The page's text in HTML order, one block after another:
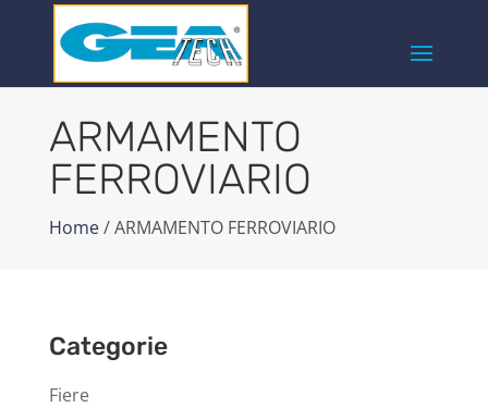
ARMAMENTO
FERROVIARIO
Home/ ARMAMENTO FERROVIARIO
Categorie
Fiere